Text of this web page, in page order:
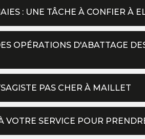
: UNE TÂCHE À CONFIER À
OPÉRATIONS D'ABATTAGE
PAS CHER À MAILLET
VOTRE SERVICE POUR